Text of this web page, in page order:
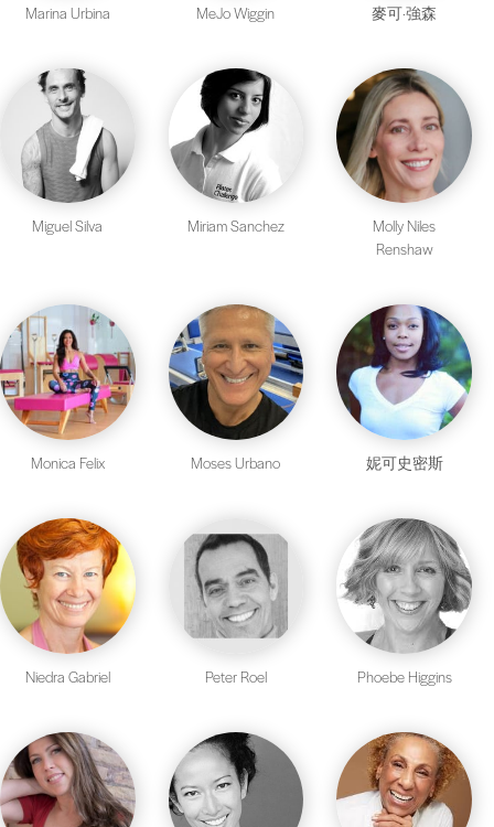
Marina Urbina MeJo Wiggin 麥可·強森
Miguel Silva Miriam Sanchez
Molly Niles
Renshaw
Monica Felix Moses Urbano 妮可史密斯
Niedra Gabriel Peter Roel Phoebe Higgins